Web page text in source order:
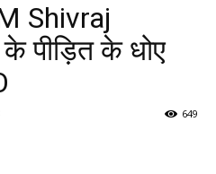
Shivraj
पीड़ित के धोए
649